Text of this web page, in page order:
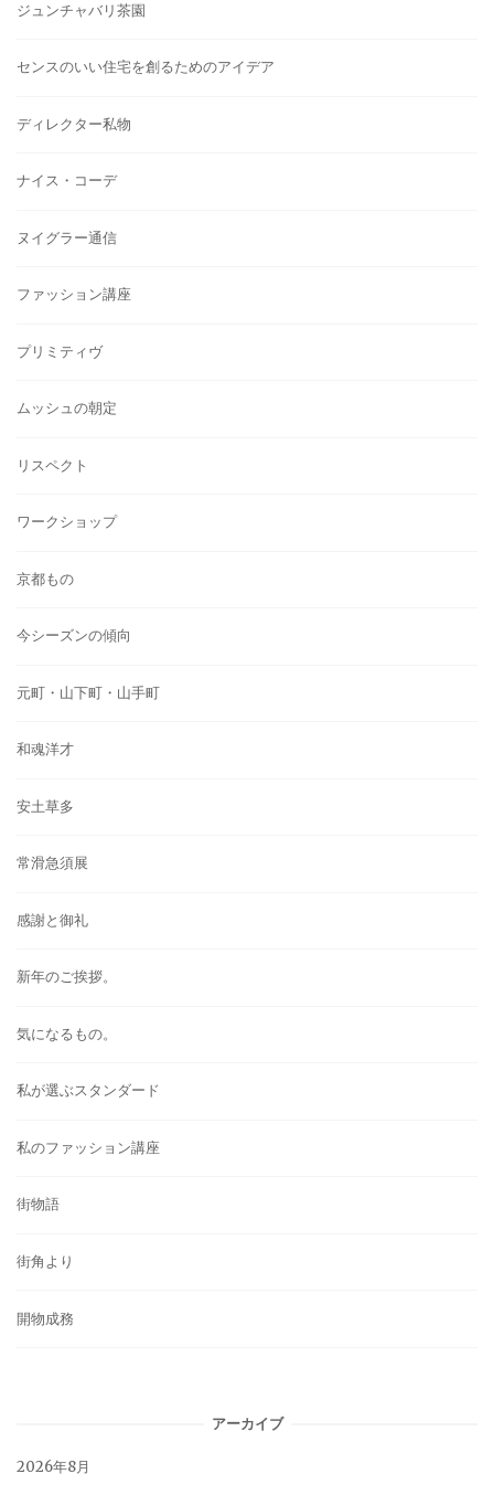
ジュンチャバリ茶園
センスのいい住宅を創るためのアイデア
ディレクター私物
ナイス・コーデ
ヌイグラー通信
ファッション講座
プリミティヴ
ムッシュの朝定
リスペクト
ワークショップ
京都もの
今シーズンの傾向
元町・山下町・山手町
和魂洋才
安土草多
常滑急須展
感謝と御礼
新年のご挨拶。
気になるもの。
私が選ぶスタンダード
私のファッション講座
街物語
街角より
開物成務
アーカイブ
2026年8月